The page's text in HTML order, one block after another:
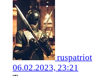
ruspatriot
06.02.2023, 23:21